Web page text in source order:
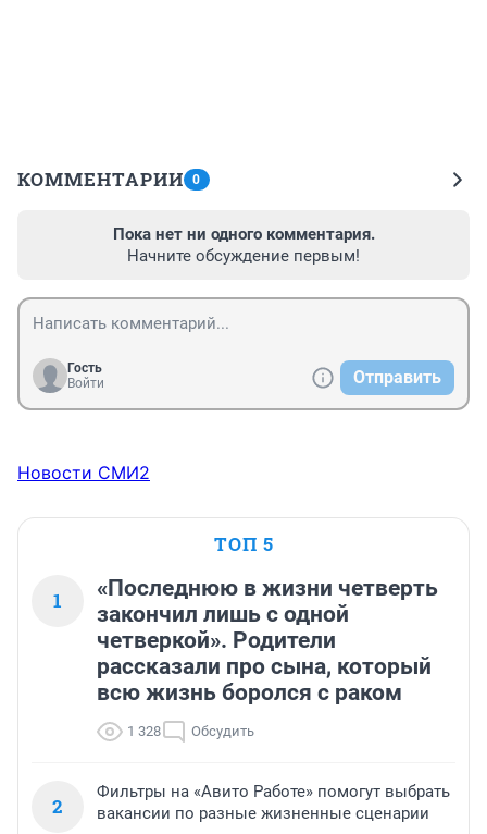
КОММЕНТАРИИ 0
Пока нет ни одного комментария.
Начните обсуждение первым!
Гость
Войти
Отправить
Новости СМИ2
ТОП 5
1
«Последнюю в жизни четверть
закончил лишь с одной
четверкой». Родители
рассказали про сына, который
всю жизнь боролся с раком
1 328 Обсудить
2
Фильтры на «Авито Работе» помогут выбрать
вакансии по разные жизненные сценарии